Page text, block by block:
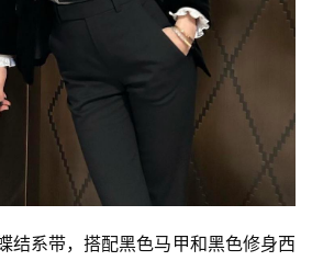
结系带，搭配黑色马甲和黑色修身西